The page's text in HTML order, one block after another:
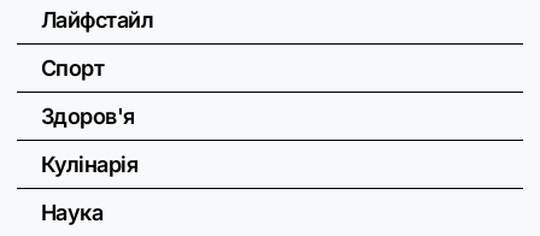
Лайфстайл
Спорт
Здоров'я
Кулінарія
Наука